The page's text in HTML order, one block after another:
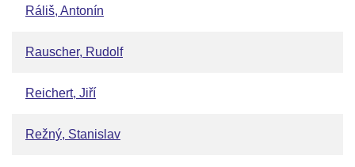
Ráliš, Antonín
Rauscher, Rudolf
Reichert, Jiří
Režný, Stanislav